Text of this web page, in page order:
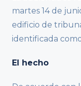
martes 14 de
edificio de
identificada
El hecho